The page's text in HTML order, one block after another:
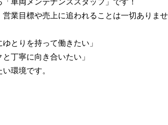
業目標や売上に追われることは一切ありませ
とりを持って働きたい」
丁寧に向き合いたい」
環境です。